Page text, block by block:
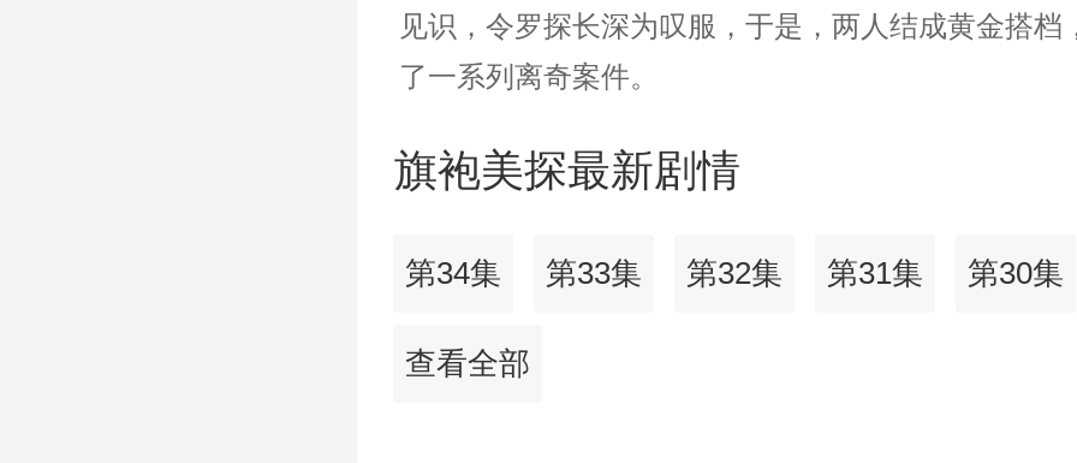
见识，令罗探长深为叹服，于是，两人结成黄金搭档
了一系列离奇案件。
旗袍美探最新剧情
第34集 第33集 第32集 第31集 第30集
查看全部